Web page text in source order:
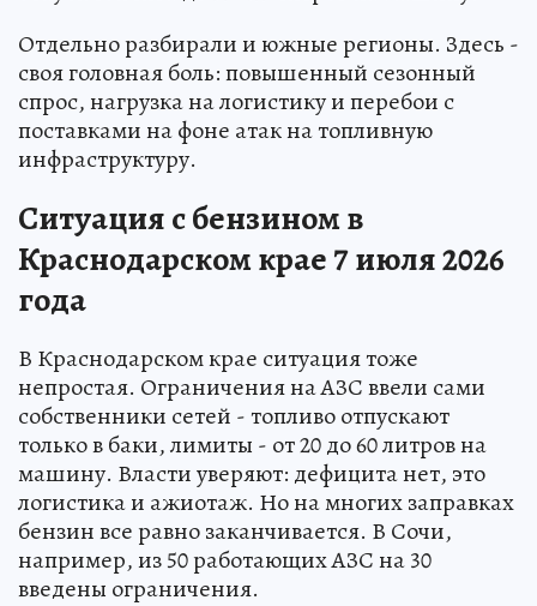
Отдельно разбирали и южные регионы. Здесь -
своя головная боль: повышенный сезонный
спрос, нагрузка на логистику и перебои с
поставками на фоне атак на топливную
инфраструктуру.
Ситуация с бензином в
Краснодарском крае 7 июля 2026
года
В Краснодарском крае ситуация тоже
непростая. Ограничения на АЗС ввели сами
собственники сетей - топливо отпускают
только в баки, лимиты - от 20 до 60 литров на
машину. Власти уверяют: дефицита нет, это
логистика и ажиотаж. Но на многих заправках
бензин все равно заканчивается. В Сочи,
например, из 50 работающих АЗС на 30
введены ограничения.